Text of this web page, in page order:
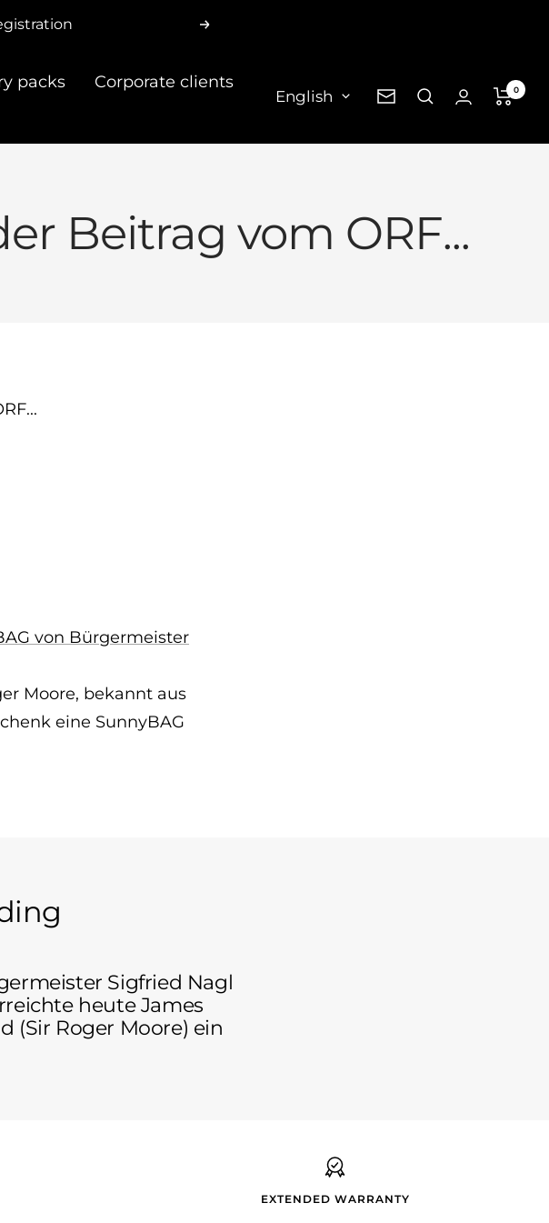
Next
packs
Corporate clients
Language
English Newsletter
0
Beitrag vom ORF...
von Bürgermeister
Moore, bekannt aus
eine SunnyBAG
Sigfried Nagl
heute James
(Sir Roger Moore) ein
EXTENDED WARRANTY